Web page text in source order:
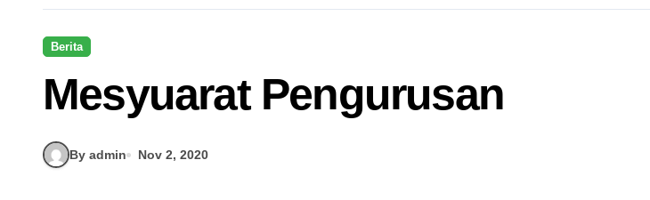
Berita
Mesyuarat Pengurusan
By admin Nov 2, 2020